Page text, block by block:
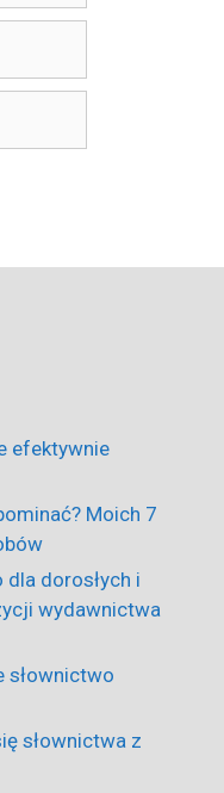
efektywnie
Moich 7
dla dorosłych i
wydawnictwa
słownictwo
słownictwa z